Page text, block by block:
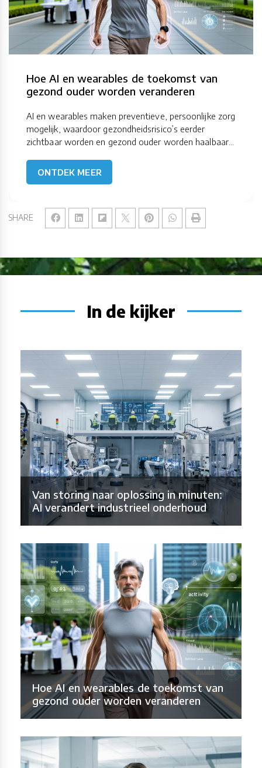
SHARE
Hoe AI en wearables de toekomst van
gezond ouder worden veranderen
AI en wearables maken preventieve, persoonlijke zorg
mogelijk, waardoor gezondheidsrisico’s eerder
zichtbaar worden en gezond ouder worden haalbaar...
ONTDEK MEER
In de kijker
Van storing naar oplossing in minuten:
AI verandert industrieel onderhoud
Hoe AI en wearables de toekomst van
gezond ouder worden veranderen